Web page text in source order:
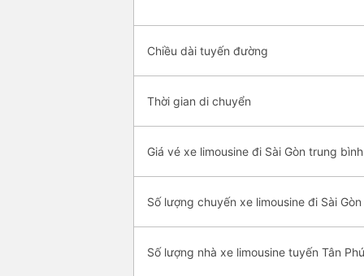
Chiều dài tuyến đường
Thời gian di chuyển
Giá vé xe limousine đi Sài Gòn trung bình
Số lượng chuyến xe limousine đi Sài Gòn
Số lượng nhà xe limousine tuyến Tân